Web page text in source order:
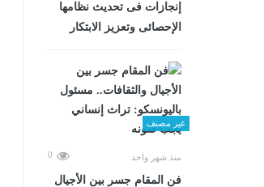
إنجازات فى تحديث نظامها
الإحصائى وتعزيز الابتكار
غير مصنف
منذ شهر واحد 0
فن المقام جسر بين الأجيال